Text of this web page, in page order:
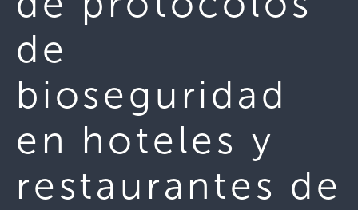
de
bioseguridad
en hoteles y
restaurantes de